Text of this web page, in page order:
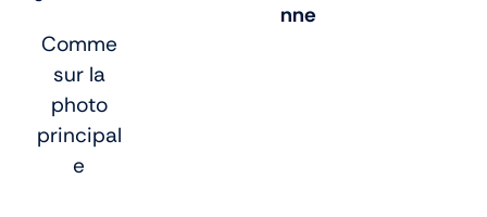
Comme
sur la
photo
principal
e
nne